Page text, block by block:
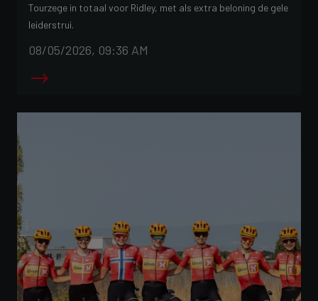
Tourzege in totaal voor Ridley, met als extra beloning de gele
leiderstrui.
08/05/2026, 09:36 AM